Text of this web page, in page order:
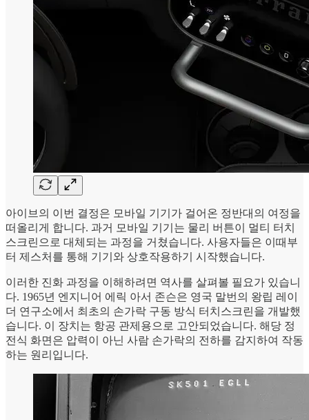
아이브의 이번 결정은 모바일 기기가 걸어온 정반대의 여정을
떠올리게 합니다. 과거 모바일 기기는 물리 버튼이 멀티 터치
스크린으로 대체되는 과정을 거쳤습니다. 사용자들은 이때부
터 제스처를 통해 기기와 상호작용하기 시작했습니다.
이러한 진화 과정을 이해하려면 역사를 살펴볼 필요가 있습니
다. 1965년 엔지니어 에릭 아서 존슨은 영국 말번의 왕립 레이
더 연구소에서 최초의 손가락 구동 방식 터치스크린을 개발했
습니다. 이 장치는 항공 관제용으로 고안되었습니다. 해당 정
전식 화면은 압력이 아닌 사람 손가락의 전하를 감지하여 작동
하는 원리입니다.